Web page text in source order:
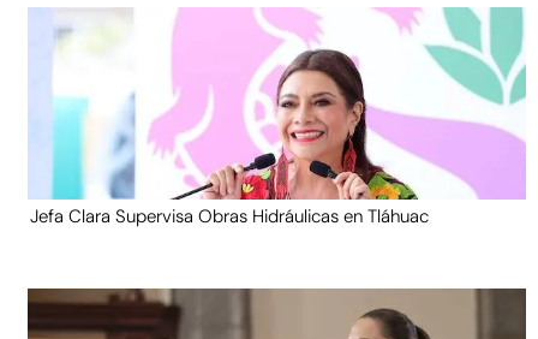
Jefa Clara Supervisa Obras Hidráulicas en Tláhuac